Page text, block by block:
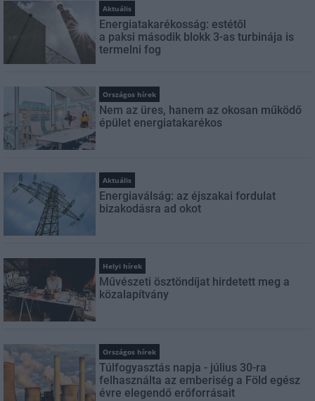
Aktuális
Energiatakarékosság: estétől
a paksi második blokk 3-as turbinája is
termelni fog
Országos hírek
Nem az üres, hanem az okosan működő
épület energiatakarékos
Aktuális
Energiaválság: az éjszakai fordulat
bizakodásra ad okot
Helyi hírek
Művészeti ösztöndíjat hirdetett meg a
közalapítvány
Országos hírek
Túlfogyasztás napja - július 30-ra
felhasználta az emberiség a Föld egész
évre elegendő erőforrásait